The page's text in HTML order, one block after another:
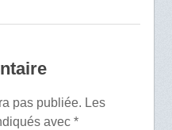
pas publiée. Les
avec *